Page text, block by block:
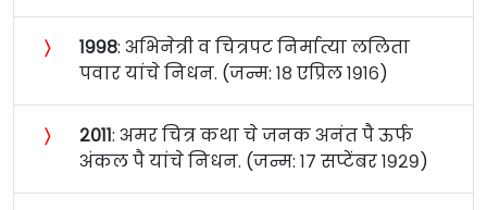
〉 १९९८: अभिनेत्री व चित्रपट निर्मात्या ललिता
पवार यांचे निधन. (जन्म: १८ एप्रिल १९१६)
〉 २०११: अमर चित्र कथा चे जनक अनंत पै ऊर्फ
अंकल पै यांचे निधन. (जन्म: १७ सप्टेंबर १९२९)